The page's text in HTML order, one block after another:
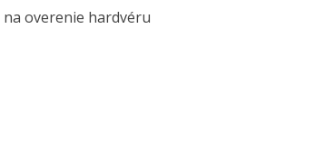
overenie hardvéru